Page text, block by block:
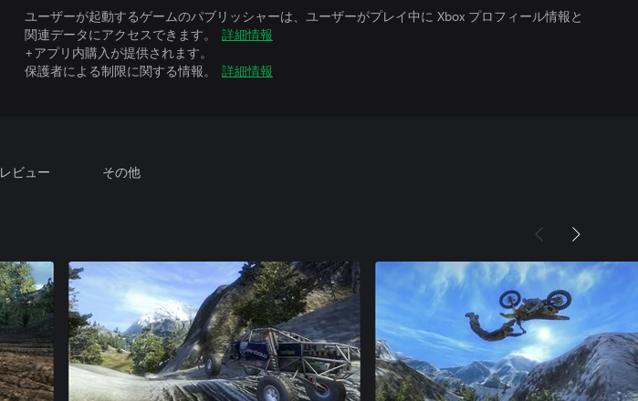
ユーザーが起動するゲームのパブリッシャーは、ユーザーがプレイ中に Xbox プロフィール情報と
関連データにアクセスできます。
詳細情報
+アプリ内購入が提供されます。
保護者による制限に関する情報。
詳細情報
レビュー その他